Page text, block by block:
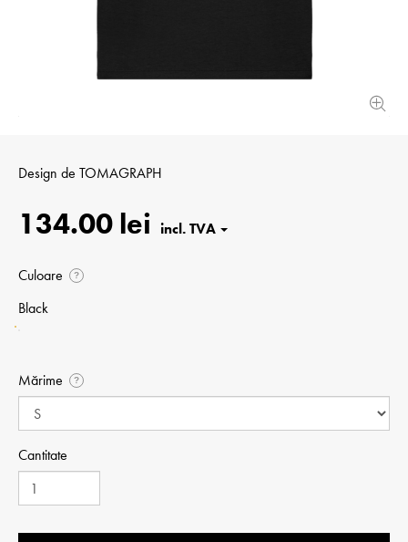
Design de TOMAGRAPH
134.00 lei
Culoare ?
Black
Mărime ?
Cantitate